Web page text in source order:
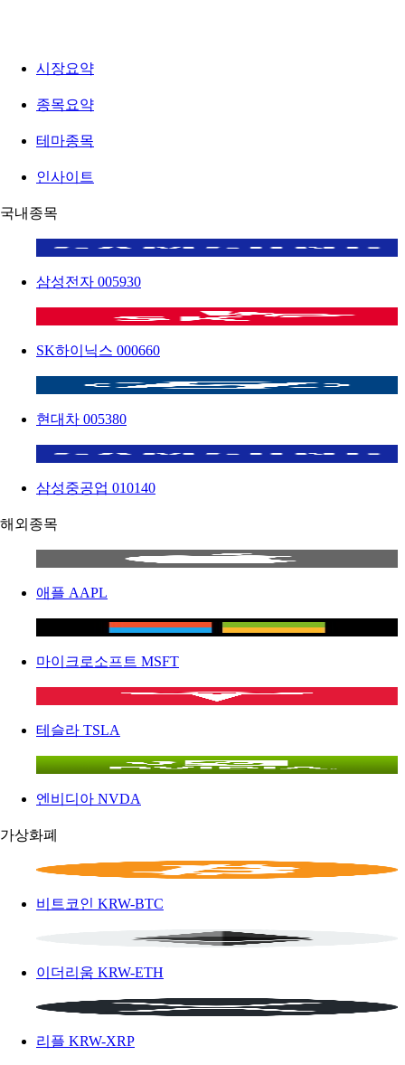
시장요약
종목요약
테마종목
인사이트
국내종목
삼성전자 005930
SK하이닉스 000660
현대차 005380
삼성중공업 010140
해외종목
애플 AAPL
마이크로소프트 MSFT
테슬라 TSLA
엔비디아 NVDA
가상화폐
비트코인 KRW-BTC
이더리움 KRW-ETH
리플 KRW-XRP